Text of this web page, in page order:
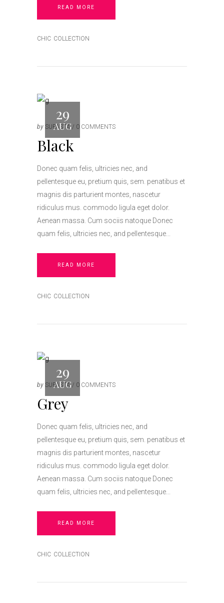
READ MORE
CHIC COLLECTION
29
AUG
by SUPASTA 0 COMMENTS
Black
Donec quam felis, ultricies nec, and
pellentesque eu, pretium quis, sem. penatibus et
magnis dis parturient montes, nascetur
ridiculus mus. commodo ligula eget dolor.
Aenean massa. Cum sociis natoque Donec
quam felis, ultricies nec, and pellentesque
READ MORE
CHIC COLLECTION
29
AUG
by SUPASTA 0 COMMENTS
Grey
Donec quam felis, ultricies nec, and
pellentesque eu, pretium quis, sem. penatibus et
magnis dis parturient montes, nascetur
ridiculus mus. commodo ligula eget dolor.
Aenean massa. Cum sociis natoque Donec
quam felis, ultricies nec, and pellentesque
READ MORE
CHIC COLLECTION